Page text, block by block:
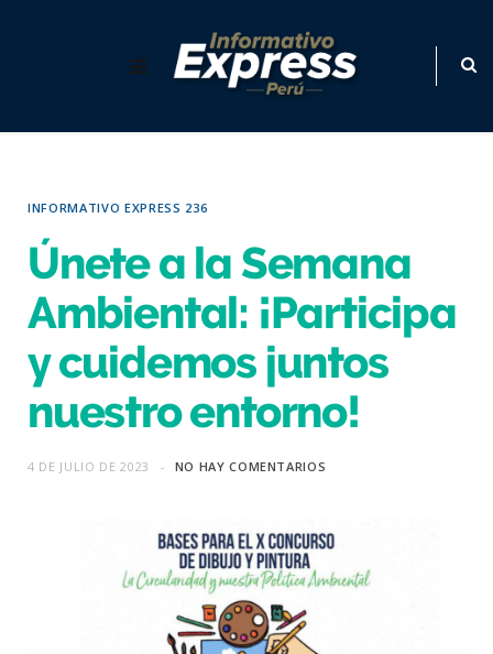
INFORMATIVO EXPRESS 236
Únete a la Semana
Ambiental: ¡Participa
y cuidemos juntos
nuestro entorno!
4 DE JULIO DE 2023 NO HAY COMENTARIOS